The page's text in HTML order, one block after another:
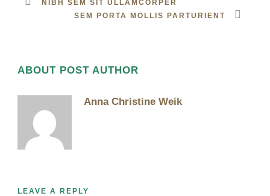
NIBH SEM SIT ULLAMCORPER
SEM PORTA MOLLIS PARTURIENT
ABOUT POST AUTHOR
Anna Christine Weik
LEAVE A REPLY